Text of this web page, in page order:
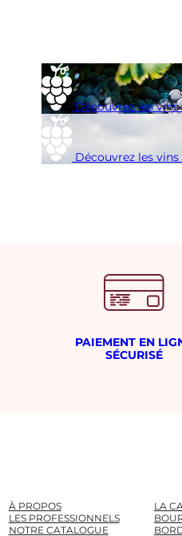
Découvrez les vins
Découvrez les vins
PAIEMENT EN
SÉCURISÉ
À PROPOS
LES PROFESSIONNELS
NOTRE CATALOGUE
LA